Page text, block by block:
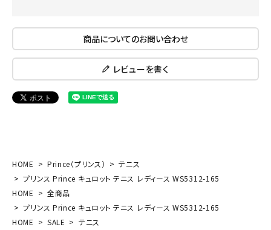
商品についてのお問い合わせ
レビューを書く
HOME Prince（プリンス）
テニス
プリンス Prince キュロット テニス レディース WS5312-165
HOME
全商品
プリンス Prince キュロット テニス レディース WS5312-165
HOME
SALE
テニス